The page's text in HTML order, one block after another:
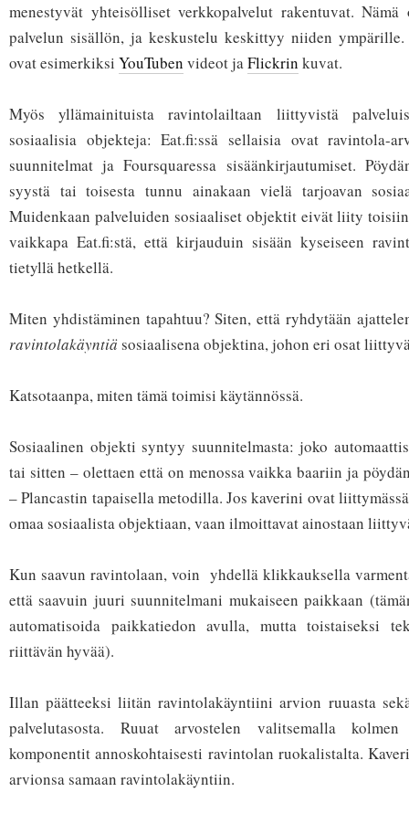
menestyvät yhteisölliset verkkopalvelut rakentuvat. Nämä
palvelun sisällön, ja keskustelu keskittyy niiden ympärille.
ovat esimerkiksi YouTuben videot jaFlickrin kuvat.
Myös yllämainituista ravintolailtaan liittyvistä
sosiaalisia objekteja: Eat.fi:ssä sellaisia ovat ravintola-
suunnitelmat ja Foursquaressa sisäänkirjautumiset.
syystä tai toisesta tunnu ainakaan vielä tarjoavan
Muidenkaan palveluiden sosiaaliset objektit eivät liity
vaikkapa Eat.fi:stä, että kirjauduin sisään kyseiseen
tietyllä hetkellä.
Miten yhdistäminen tapahtuu? Siten, että ryhdytään
ravintolakäyntiäsosiaalisena objektina, johon eri osat
Katsotaanpa, miten tämä toimisi käytännössä.
Sosiaalinen objekti syntyy suunnitelmasta: joko
tai sitten – olettaen että on menossa vaikka baariin ja
– Plancastin tapaisella metodilla. Jos kaverini ovat
omaa sosiaalista objektiaan, vaan ilmoittavat ainostaan
Kun saavun ravintolaan, voin yhdellä klikkauksella
että saavuin juuri suunnitelmani mukaiseen paikkaan
automatisoida paikkatiedon avulla, mutta toistaiseksi
riittävän hyvää).
Illan päätteeksi liitän ravintolakäyntiini arvion ruuasta
palvelutasosta. Ruuat arvostelen valitsemalla
komponentit annoskohtaisesti ravintolan ruokalistalta.
arvionsa samaan ravintolakäyntiin.